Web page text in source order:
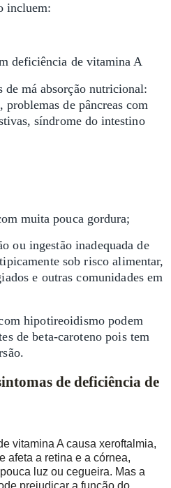
incluem:
deficiência de vitamina A
má absorção nutricional:
de pâncreas com
síndrome do intestino
muita pouca gordura;
ou ingestão inadequada de
sob risco alimentar,
e outras comunidades em
hipotireoidismo podem
de beta-caroteno pois tem
de deficiência de
vitamina A causa xeroftalmia,
afeta a retina e a córnea,
luz ou cegueira. Mas a
prejudicar a função do